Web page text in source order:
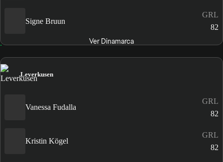
Signe Bruun
GRL
82
Ver Dinamarca
Leverkusen
Vanessa Fudalla
GRL
82
Kristin Kögel
GRL
82